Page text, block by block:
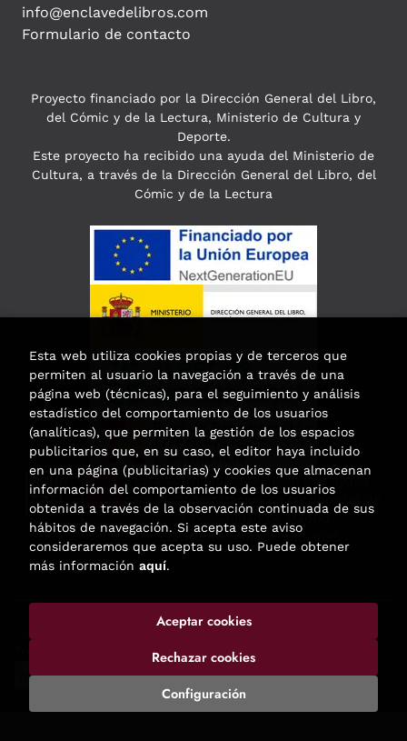
info@enclavedelibros.com
Formulario de contacto
Proyecto financiado por la Dirección General del Libro,
del Cómic y de la Lectura, Ministerio de Cultura y
Deporte.
Este proyecto ha recibido una ayuda del Ministerio de
Cultura, a través de la Dirección General del Libro, del
Cómic y de la Lectura
Esta actividad ha recibido una ayuda
para la modernización de las librerías de
la Comunidad de Madrid
correspondiente al año 2025.
. Todos los Derechos Reservados |
Esta web utiliza cookies propias y de terceros que
permiten al usuario la navegación a través de una
página web (técnicas), para el seguimiento y análisis
estadístico del comportamiento de los usuarios
(analíticas), que permiten la gestión de los espacios
publicitarios que, en su caso, el editor haya incluido
en una página (publicitarias) y cookies que almacenan
información del comportamiento de los usuarios
obtenida a través de la observación continuada de sus
hábitos de navegación. Si acepta este aviso
consideraremos que acepta su uso. Puede obtener
más información aquí.
Configuración
Rechazar cookies
Aceptar cookies